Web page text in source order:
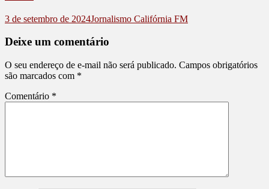
3 de setembro de 2024Jornalismo Califórnia FM
Deixe um comentário
O seu endereço de e-mail não será publicado. Campos obrigatórios
são marcados com *
Comentário *